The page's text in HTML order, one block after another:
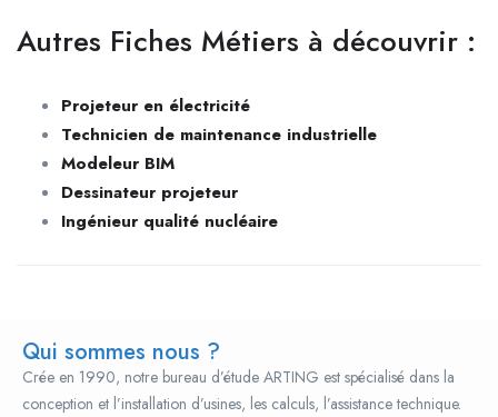
Autres Fiches Métiers à découvrir :
Projeteur en électricité
Technicien de maintenance industrielle
Modeleur BIM
Dessinateur projeteur
Ingénieur qualité nucléaire
Qui sommes nous ?
Crée en 1990, notre bureau d’étude ARTING est spécialisé dans la
conception et l’installation d’usines, les calculs, l’assistance technique.